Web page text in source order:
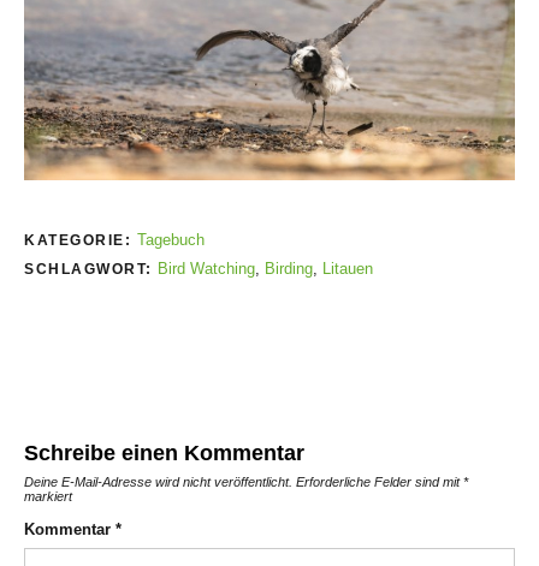
KATEGORIE: Tagebuch
SCHLAGWORT: Bird Watching Birding Litauen
Schreibe einen Kommentar
Deine E-Mail-Adresse wird nicht veröffentlicht. Erforderliche Felder sind mit*
markiert
Kommentar *